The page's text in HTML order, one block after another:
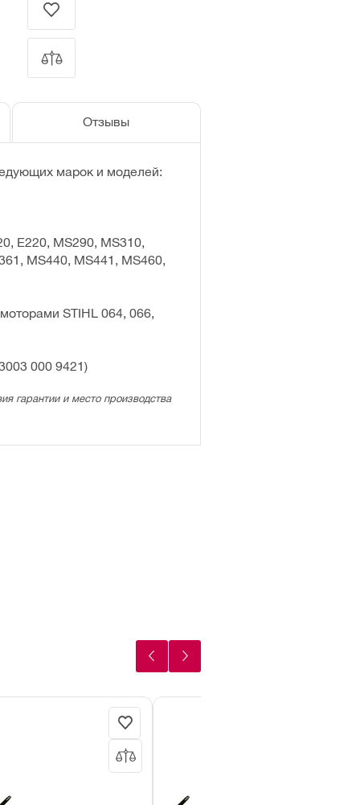
Отзывы
марок и моделей:
E220, MS290, MS310,
MS440, MS441, MS460,
STIHL 064, 066,
000 9421)
гарантии и место производства